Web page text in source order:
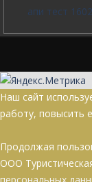
апи тест
Наш сайт
работу, повысить
Продолжая
ООО